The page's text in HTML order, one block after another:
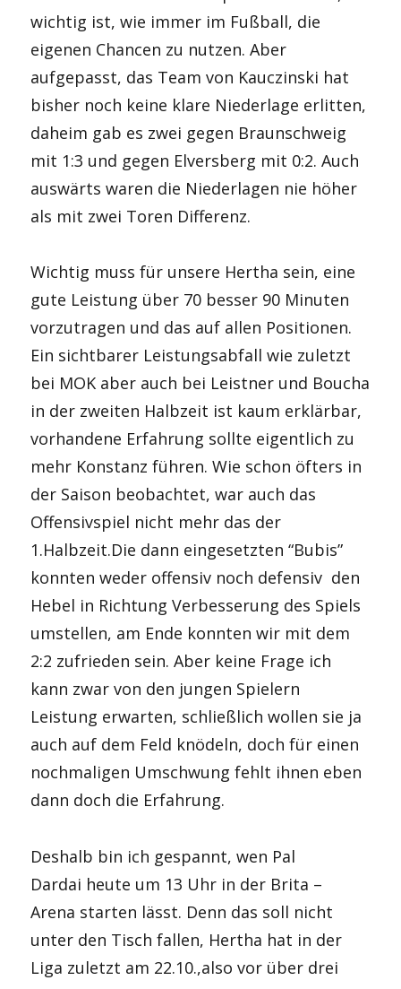
wichtig ist, wie immer im Fußball, die
eigenen Chancen zu nutzen. Aber
aufgepasst, das Team von Kauczinski hat
bisher noch keine klare Niederlage erlitten,
daheim gab es zwei gegen Braunschweig
mit 1:3 und gegen Elversberg mit 0:2. Auch
auswärts waren die Niederlagen nie höher
als mit zwei Toren Differenz.
Wichtig muss für unsere Hertha sein, eine
gute Leistung über 70 besser 90 Minuten
vorzutragen und das auf allen Positionen.
Ein sichtbarer Leistungsabfall wie zuletzt
bei MOK aber auch bei Leistner und Boucha
in der zweiten Halbzeit ist kaum erklärbar,
vorhandene Erfahrung sollte eigentlich zu
mehr Konstanz führen. Wie schon öfters in
der Saison beobachtet, war auch das
Offensivspiel nicht mehr das der
1.Halbzeit.Die dann eingesetzten “Bubis”
konnten weder offensiv noch defensiv den
Hebel in Richtung Verbesserung des Spiels
umstellen, am Ende konnten wir mit dem
2:2 zufrieden sein. Aber keine Frage ich
kann zwar von den jungen Spielern
Leistung erwarten, schließlich wollen sie ja
auch auf dem Feld knödeln, doch für einen
nochmaligen Umschwung fehlt ihnen eben
dann doch die Erfahrung.
Deshalb bin ich gespannt, wen Pal
Dardai heute um 13 Uhr in der Brita –
Arena starten lässt. Denn das soll nicht
unter den Tisch fallen, Hertha hat in der
Liga zuletzt am 22.10.,also vor über drei